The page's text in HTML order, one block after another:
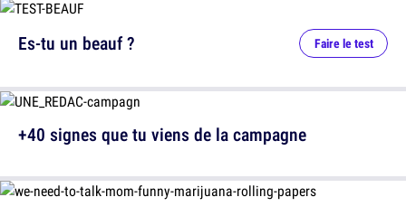
Es-tu un beauf ? Faire le test
+40 signes que tu viens de la campagne